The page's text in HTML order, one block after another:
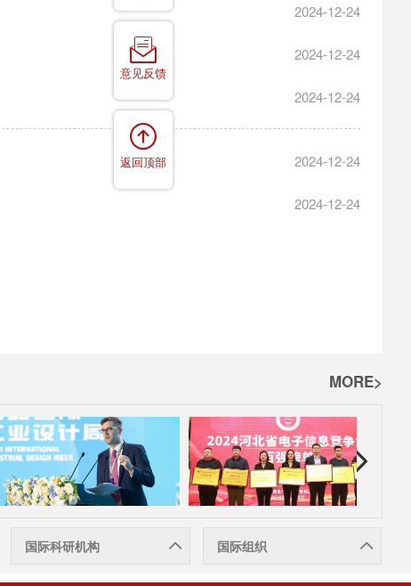
2024-12-24
2024-12-24
2024-12-24
2024-12-24
2024-12-24
MORE>
国际科研机构 国际组织
意见反馈
返回顶部